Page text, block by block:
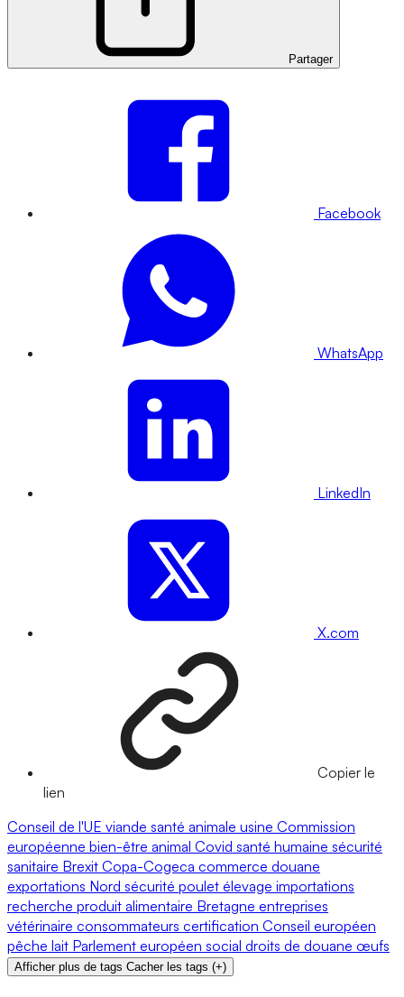
Partager
Facebook
WhatsApp
LinkedIn
X.com
Copier le
lien
Conseil de l'UE viande santé animale usine Commission
européenne bien-être animal Covid santé humaine sécurité
sanitaire Brexit Copa-Cogeca commerce douane
exportations Nord sécurité poulet élevage importations
recherche produit alimentaire Bretagne entreprises
vétérinaire consommateurs certification Conseil européen
pêche lait Parlement européen social droits de douane œufs
Afficher plus de tags Cacher les tags (+)